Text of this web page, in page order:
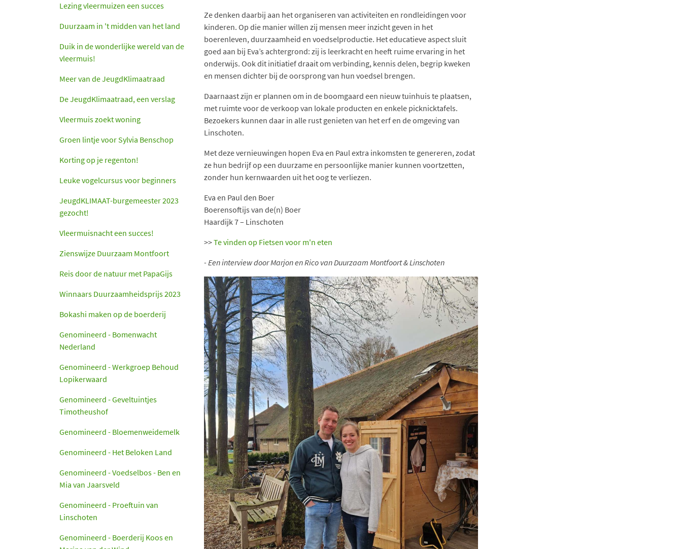
Ze denken daarbij aan het organiseren van activiteiten en rondleidingen voor
kinderen. Op die manier willen zij mensen meer inzicht geven in het
boerenleven, duurzaamheid en voedselproductie. Het educatieve aspect sluit
goed aan bij Eva’s achtergrond: zij is leerkracht en heeft ruime ervaring in het
onderwijs. Ook dit initiatief draait om verbinding, kennis delen, begrip kweken
en mensen dichter bij de oorsprong van hun voedsel brengen.
Daarnaast zijn er plannen om in de boomgaard een nieuw tuinhuis te plaatsen,
met ruimte voor de verkoop van lokale producten en enkele picknicktafels.
Bezoekers kunnen daar in alle rust genieten van het erf en de omgeving van
Linschoten.
Met deze vernieuwingen hopen Eva en Paul extra inkomsten te genereren, zodat
ze hun bedrijf op een duurzame en persoonlijke manier kunnen voortzetten,
zonder hun kernwaarden uit het oog te verliezen.
Eva en Paul den Boer
Boerensoftijs van de(n) Boer
Haardijk 7 – Linschoten
>>Te vinden op Fietsen voor m'n eten
- Een interview door Marjon en Rico van Duurzaam Montfoort & Linschoten
Lezing vleermuizen een succes
Duurzaam in 't midden van het land
Duik in de wonderlijke wereld van de
vleermuis!
Meer van de JeugdKlimaatraad
De JeugdKlimaatraad, een verslag
Vleermuis zoekt woning
Groen lintje voor Sylvia Benschop
Korting op je regenton!
Leuke vogelcursus voor beginners
JeugdKLIMAAT-burgemeester 2023
gezocht!
Vleermuisnacht een succes!
Zienswijze Duurzaam Montfoort
Reis door de natuur met PapaGijs
Winnaars Duurzaamheidsprijs 2023
Bokashi maken op de boerderij
Genomineerd - Bomenwacht
Nederland
Genomineerd - Werkgroep Behoud
Lopikerwaard
Genomineerd - Geveltuintjes
Timotheushof
Genomineerd - Bloemenweidemelk
Genomineerd - Het Beloken Land
Genomineerd - Voedselbos - Ben en
Mia van Jaarsveld
Genomineerd - Proeftuin van
Linschoten
Genomineerd - Boerderij Koos en